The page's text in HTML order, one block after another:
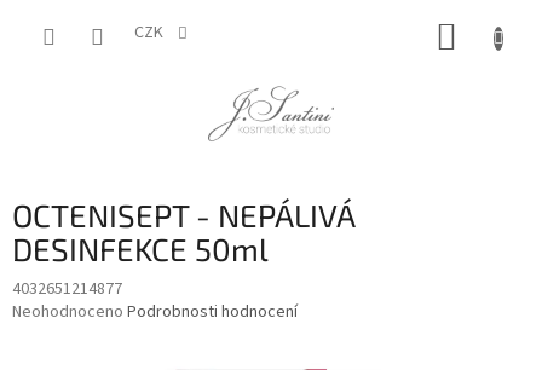
CZK
OCTENISEPT - NEPÁLIVÁ
DESINFEKCE 50ml
4032651214877
Průměrné
Neohodnoceno Podrobnosti hodnocení